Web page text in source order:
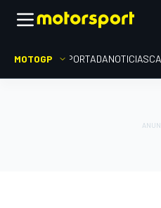
MOTOGP PORTADANOTICIAS